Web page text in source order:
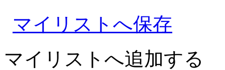
マイリストへ保存
マイリストへ追加する